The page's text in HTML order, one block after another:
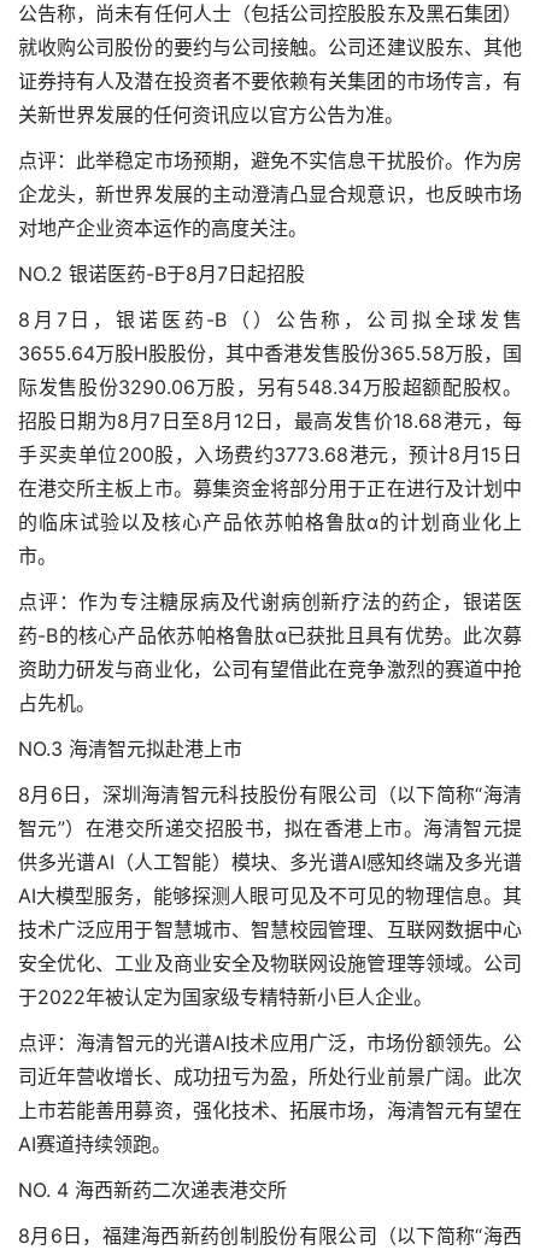
公告称，尚未有任何人士（包括公司控股股东及黑石集团）
就收购公司股份的要约与公司接触。公司还建议股东、其他
证券持有人及潜在投资者不要依赖有关集团的市场传言，有
关新世界发展的任何资讯应以官方公告为准。
点评：此举稳定市场预期，避免不实信息干扰股价。作为房
企龙头，新世界发展的主动澄清凸显合规意识，也反映市场
对地产企业资本运作的高度关注。
NO.2 银诺医药-B于8月7日起招股
8月7日，银诺医药-B（）公告称，公司拟全球发售
3655.64万股H股股份，其中香港发售股份365.58万股，国
际发售股份3290.06万股，另有548.34万股超额配股权。
招股日期为8月7日至8月12日，最高发售价18.68港元，每
手买卖单位200股，入场费约3773.68港元，预计8月15日
在港交所主板上市。募集资金将部分用于正在进行及计划中
的临床试验以及核心产品依苏帕格鲁肽α的计划商业化上
市。
点评：作为专注糖尿病及代谢病创新疗法的药企，银诺医
药-B的核心产品依苏帕格鲁肽α已获批且具有优势。此次募
资助力研发与商业化，公司有望借此在竞争激烈的赛道中抢
占先机。
NO.3 海清智元拟赴港上市
8月6日，深圳海清智元科技股份有限公司（以下简称“海清
智元”）在港交所递交招股书，拟在香港上市。海清智元提
供多光谱AI（人工智能）模块、多光谱AI感知终端及多光谱
AI大模型服务，能够探测人眼可见及不可见的物理信息。其
技术广泛应用于智慧城市、智慧校园管理、互联网数据中心
安全优化、工业及商业安全及物联网设施管理等领域。公司
于2022年被认定为国家级专精特新小巨人企业。
点评：海清智元的光谱AI技术应用广泛，市场份额领先。公
司近年营收增长、成功扭亏为盈，所处行业前景广阔。此次
上市若能善用募资，强化技术、拓展市场，海清智元有望在
AI赛道持续领跑。
NO. 4 海西新药二次递表港交所
8月6日，福建海西新药创制股份有限公司（以下简称“海西